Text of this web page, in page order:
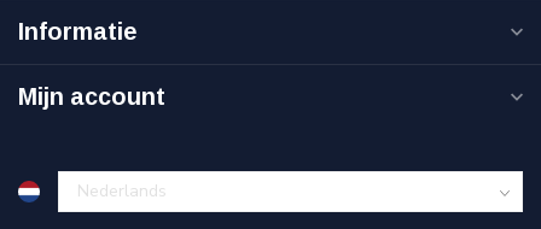
Informatie
Mijn account